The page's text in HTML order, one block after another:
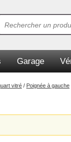
Garage
vitré / Poignée à gauche